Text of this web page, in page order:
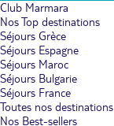
Club Marmara
Nos Top destinations
Séjours Grèce
Séjours Espagne
Séjours Maroc
Séjours Bulgarie
Séjours France
Toutes nos destinations
Nos Best-sellers